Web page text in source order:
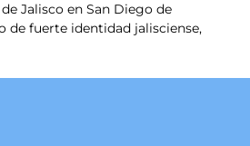
Jalisco en San Diego de
de fuerte identidad jalisciense,